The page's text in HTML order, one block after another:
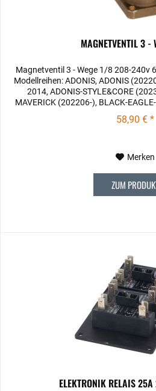
MAGNETVENTIL 3 -
Magnetventil 3 - Wege 1/8 208-240v
Modellreihen: ADONIS, ADONIS
2014, ADONIS-STYLE&CORE
MAVERICK (202206-), BLACK-
58,90 € *
Merken
ZUM
ELEKTRONIK RELAIS